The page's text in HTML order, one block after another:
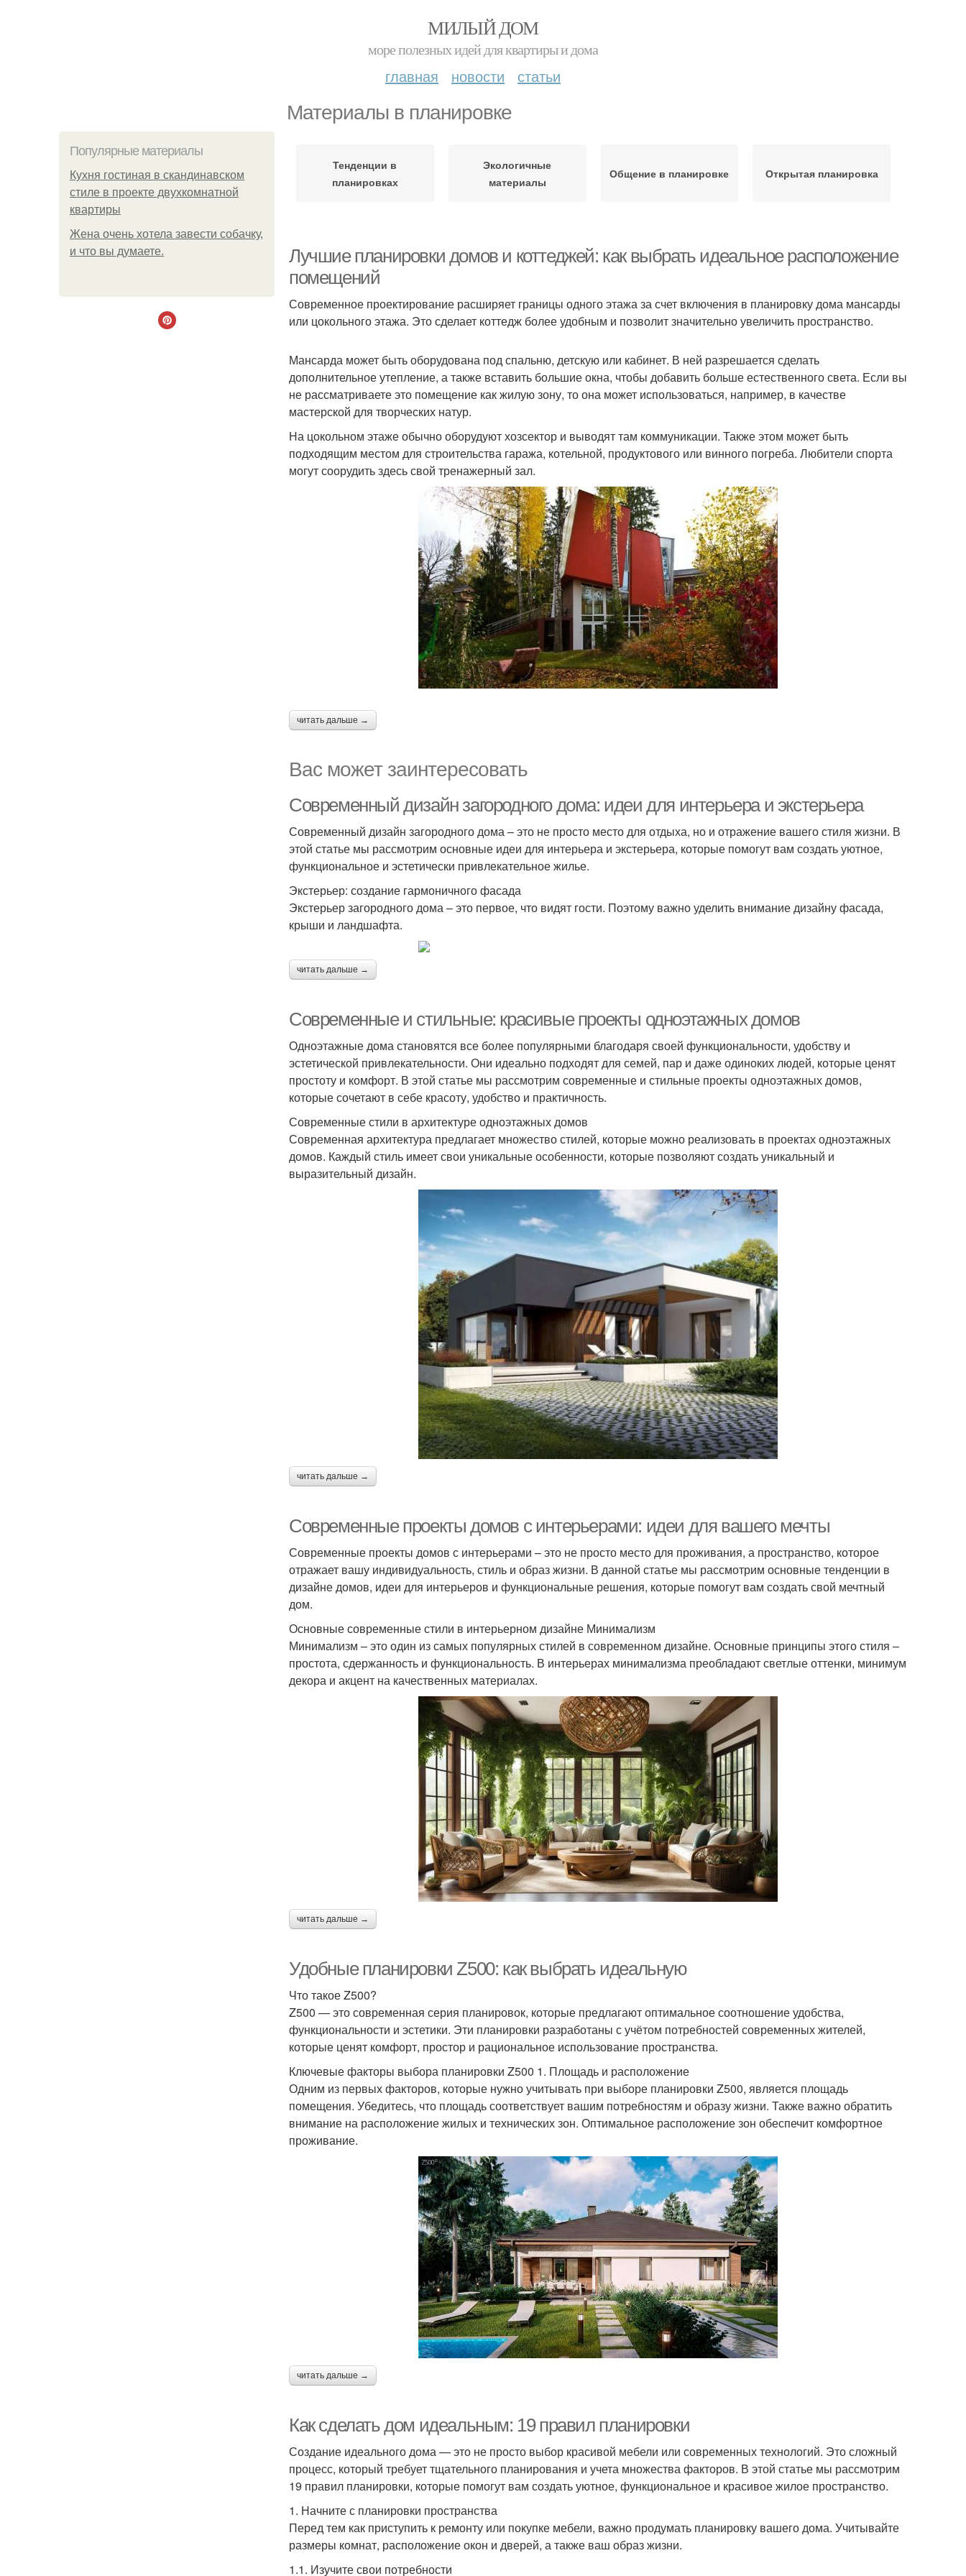
МИЛЫЙ ДОМ
море полезных идей для квартиры и дома
главная новости статьи
Материалы в планировке
Популярные материалы
Кухня гостиная в скандинавском
стиле в проекте двухкомнатной
квартиры
Жена очень хотела завести собачку,
и что вы думаете.
Тенденции в
планировках
Экологичные
материалы
Общение в планировке Открытая планировка
Лучшие планировки домов и коттеджей: как выбрать идеальное расположение
помещений
Современное проектирование расширяет границы одного этажа за счет включения в планировку дома мансарды
или цокольного этажа. Это сделает коттедж более удобным и позволит значительно увеличить пространство.
Мансарда может быть оборудована под спальню, детскую или кабинет. В ней разрешается сделать
дополнительное утепление, а также вставить большие окна, чтобы добавить больше естественного света. Если вы
не рассматриваете это помещение как жилую зону, то она может использоваться, например, в качестве
мастерской для творческих натур.
На цокольном этаже обычно оборудуют хозсектор и выводят там коммуникации. Также этом может быть
подходящим местом для строительства гаража, котельной, продуктового или винного погреба. Любители спорта
могут соорудить здесь свой тренажерный зал.
читать дальше →
Вас может заинтересовать
Современный дизайн загородного дома: идеи для интерьера и экстерьера
Современный дизайн загородного дома – это не просто место для отдыха, но и отражение вашего стиля жизни. В
этой статье мы рассмотрим основные идеи для интерьера и экстерьера, которые помогут вам создать уютное,
функциональное и эстетически привлекательное жилье.
Экстерьер: создание гармоничного фасада
Экстерьер загородного дома – это первое, что видят гости. Поэтому важно уделить внимание дизайну фасада,
крыши и ландшафта.
читать дальше →
Современные и стильные: красивые проекты одноэтажных домов
Одноэтажные дома становятся все более популярными благодаря своей функциональности, удобству и
эстетической привлекательности. Они идеально подходят для семей, пар и даже одиноких людей, которые ценят
простоту и комфорт. В этой статье мы рассмотрим современные и стильные проекты одноэтажных домов,
которые сочетают в себе красоту, удобство и практичность.
Современные стили в архитектуре одноэтажных домов
Современная архитектура предлагает множество стилей, которые можно реализовать в проектах одноэтажных
домов. Каждый стиль имеет свои уникальные особенности, которые позволяют создать уникальный и
выразительный дизайн.
читать дальше →
Современные проекты домов с интерьерами: идеи для вашего мечты
Современные проекты домов с интерьерами – это не просто место для проживания, а пространство, которое
отражает вашу индивидуальность, стиль и образ жизни. В данной статье мы рассмотрим основные тенденции в
дизайне домов, идеи для интерьеров и функциональные решения, которые помогут вам создать свой мечтный
дом.
Основные современные стили в интерьерном дизайне Минимализм
Минимализм – это один из самых популярных стилей в современном дизайне. Основные принципы этого стиля –
простота, сдержанность и функциональность. В интерьерах минимализма преобладают светлые оттенки, минимум
декора и акцент на качественных материалах.
читать дальше →
Удобные планировки Z500: как выбрать идеальную
Что такое Z500?
Z500 — это современная серия планировок, которые предлагают оптимальное соотношение удобства,
функциональности и эстетики. Эти планировки разработаны с учётом потребностей современных жителей,
которые ценят комфорт, простор и рациональное использование пространства.
Ключевые факторы выбора планировки Z500 1. Площадь и расположение
Одним из первых факторов, которые нужно учитывать при выборе планировки Z500, является площадь
помещения. Убедитесь, что площадь соответствует вашим потребностям и образу жизни. Также важно обратить
внимание на расположение жилых и технических зон. Оптимальное расположение зон обеспечит комфортное
проживание.
читать дальше →
Как сделать дом идеальным: 19 правил планировки
Создание идеального дома — это не просто выбор красивой мебели или современных технологий. Это сложный
процесс, который требует тщательного планирования и учета множества факторов. В этой статье мы рассмотрим
19 правил планировки, которые помогут вам создать уютное, функциональное и красивое жилое пространство.
1. Начните с планировки пространства
Перед тем как приступить к ремонту или покупке мебели, важно продумать планировку вашего дома. Учитывайте
размеры комнат, расположение окон и дверей, а также ваш образ жизни.
1.1. Изучите свои потребности